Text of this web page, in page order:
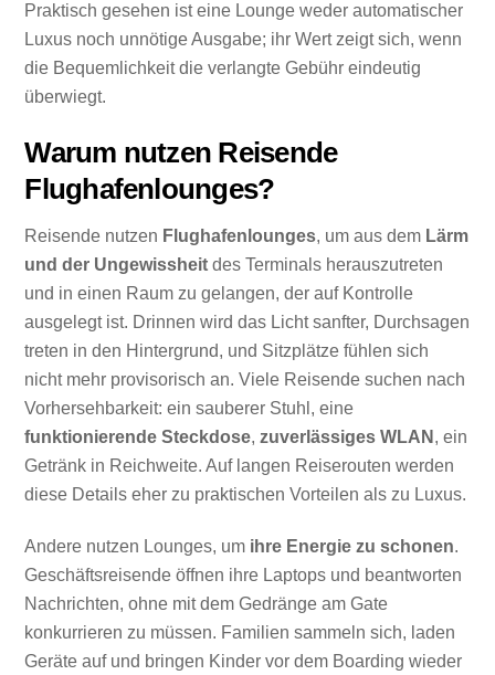
Praktisch gesehen ist eine Lounge weder automatischer
Luxus noch unnötige Ausgabe; ihr Wert zeigt sich, wenn
die Bequemlichkeit die verlangte Gebühr eindeutig
überwiegt.
Warum nutzen Reisende
Flughafenlounges?
Reisende nutzen Flughafenlounges, um aus dem Lärm
und der Ungewissheit des Terminals herauszutreten
und in einen Raum zu gelangen, der auf Kontrolle
ausgelegt ist. Drinnen wird das Licht sanfter, Durchsagen
treten in den Hintergrund, und Sitzplätze fühlen sich
nicht mehr provisorisch an. Viele Reisende suchen nach
Vorhersehbarkeit: ein sauberer Stuhl, eine
funktionierende Steckdose,zuverlässiges WLAN , ein
Getränk in Reichweite. Auf langen Reiserouten werden
diese Details eher zu praktischen Vorteilen als zu Luxus.
Andere nutzen Lounges, um ihre Energie zu schonen.
Geschäftsreisende öffnen ihre Laptops und beantworten
Nachrichten, ohne mit dem Gedränge am Gate
konkurrieren zu müssen. Familien sammeln sich, laden
Geräte auf und bringen Kinder vor dem Boarding wieder